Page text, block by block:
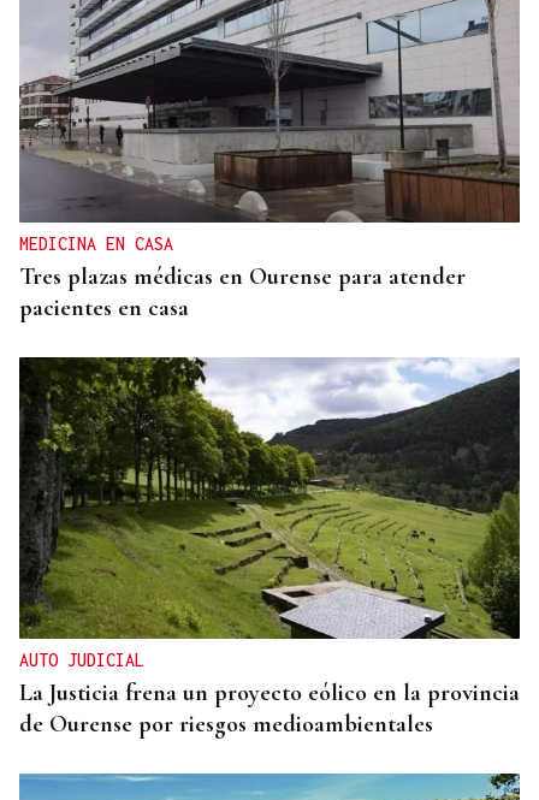
ORÁCULO DAS BURGAS
Horóscopo del día: jueves, 6 de agosto
MEDICINA EN CASA
Tres plazas médicas en Ourense para atender
pacientes en casa
AUTO JUDICIAL
La Justicia frena un proyecto eólico en la provincia
de Ourense por riesgos medioambientales